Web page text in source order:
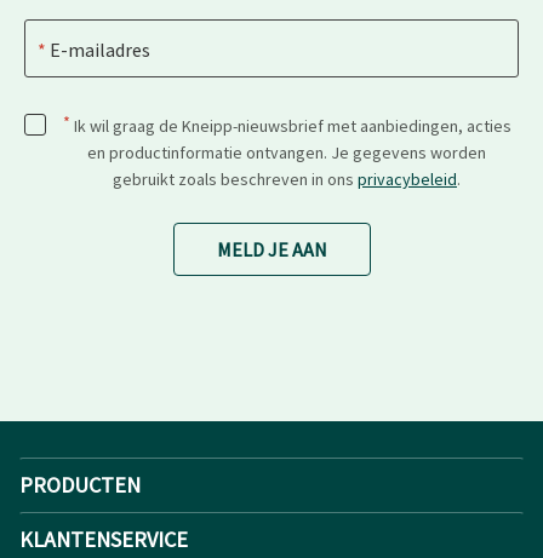
E-mailadres
* Ik wil graag de Kneipp-nieuwsbrief met aanbiedingen, acties
en productinformatie ontvangen. Je gegevens worden
gebruikt zoals beschreven in ons privacybeleid.
MELD JE AAN
PRODUCTEN
KLANTENSERVICE